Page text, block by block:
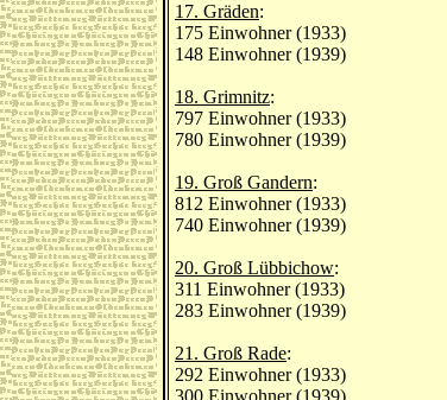
17. Gräden:
175 Einwohner (1933)
148 Einwohner (1939)
18. Grimnitz:
797 Einwohner (1933)
780 Einwohner (1939)
19. Groß Gandern:
812 Einwohner (1933)
740 Einwohner (1939)
20. Groß Lübbichow:
311 Einwohner (1933)
283 Einwohner (1939)
21. Groß Rade:
292 Einwohner (1933)
300 Einwohner (1939)